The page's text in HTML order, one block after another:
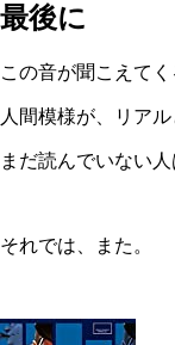
最後に
この音が聞こえて
人間模様が、リア
まだ読んでいない人
それでは、また。